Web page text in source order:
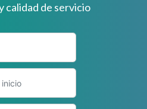
calidad de servicio